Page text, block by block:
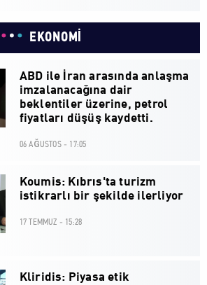
EKONOMİ
ABD ile İran arasında anlaşma
imzalanacağına dair
beklentiler üzerine, petrol
fiyatları düşüş kaydetti.
06 AĞUSTOS - 17:05
Koumis: Kıbrıs'ta turizm
istikrarlı bir şekilde ilerliyor
17 TEMMUZ - 15:28
Kliridis: Piyasa etik